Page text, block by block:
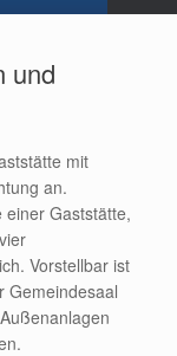
und
mit
an.
einer Gaststätte,
Vorstellbar ist
Gemeindesaal